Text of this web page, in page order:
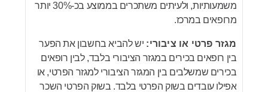
משמעותיות, ולעיתים משתכרים בממוצע בכ-30% יותר
מרופאים במרכז.
מגזר פרטי או ציבורי: יש להביא בחשבון את הפער
בין רופאים בכירים במגזר הציבורי בלבד, לבין רופאים
בכירים שמשלבים בין המגזר הציבורי למגזר הפרטי, או
אפילו עובדים בשוק הפרטי בלבד. בשוק הפרטי השכר